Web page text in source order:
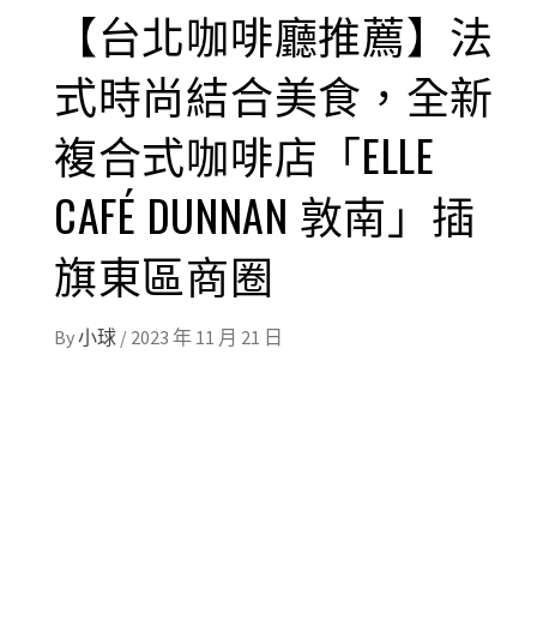
【台北咖啡廳推薦】法
式時尚結合美食，全新
複合式咖啡店「ELLE
CAFÉ DUNNAN 敦南」插
旗東區商圈
By小球 / 2023 年 11 月 21 日